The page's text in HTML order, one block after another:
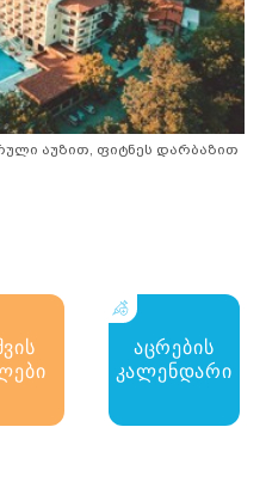
აუზით, ფიტნეს დარბაზით
აცრების
კალენდარი